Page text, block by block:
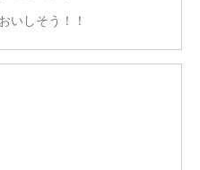
いしそう！！